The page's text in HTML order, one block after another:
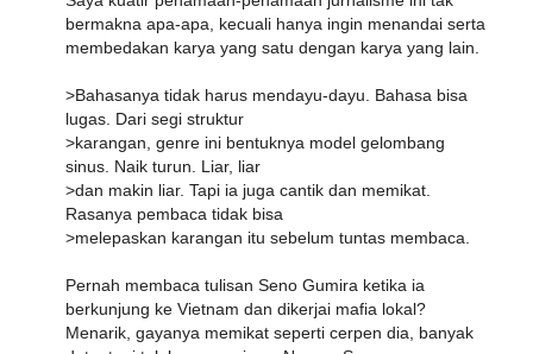
bermakna apa-apa, kecuali hanya ingin menandai serta
membedakan karya yang satu dengan karya yang lain.
>Bahasanya tidak harus mendayu-dayu. Bahasa bisa
lugas. Dari segi struktur
>karangan, genre ini bentuknya model gelombang
sinus. Naik turun. Liar, liar
>dan makin liar. Tapi ia juga cantik dan memikat.
Rasanya pembaca tidak bisa
>melepaskan karangan itu sebelum tuntas membaca.
Pernah membaca tulisan Seno Gumira ketika ia
berkunjung ke Vietnam dan dikerjai mafia lokal?
Menarik, gayanya memikat seperti cerpen dia, banyak